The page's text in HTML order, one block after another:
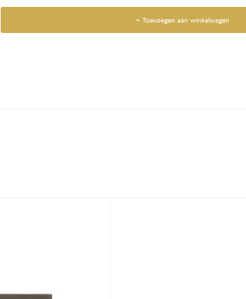
+ Toevoegen aan winkelwagen